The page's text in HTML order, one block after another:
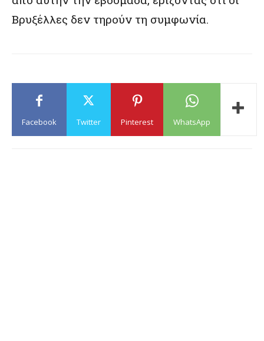
Βρυξέλλες δεν τηρούν τη συμφωνία.
Facebook Twitter Pinterest WhatsApp